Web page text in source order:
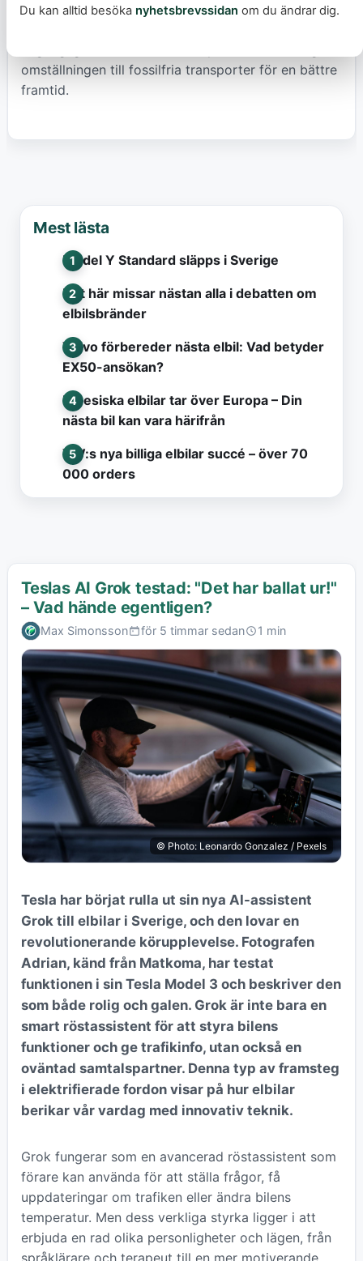
basmodellen är ID. Polo ett viktigt steg framåt för
omställningen till fossilfria transporter för en bättre
framtid.
Mest lästa
Model Y Standard släpps i Sverige
Det här missar nästan alla i debatten om
elbilsbränder
Volvo förbereder nästa elbil: Vad betyder
EX50-ansökan?
Kinesiska elbilar tar över Europa – Din
nästa bil kan vara härifrån
VW:s nya billiga elbilar succé – över 70
000 orders
Teslas AI Grok testad: "Det har ballat ur!"
– Vad hände egentligen?
Max Simonsson för 5 timmar sedan 1 min
© Photo: Leonardo Gonzalez / Pexels
Tesla har börjat rulla ut sin nya AI-assistent
Grok till elbilar i Sverige, och den lovar en
revolutionerande körupplevelse. Fotografen
Adrian, känd från Matkoma, har testat
funktionen i sin Tesla Model 3 och beskriver den
som både rolig och galen. Grok är inte bara en
smart röstassistent för att styra bilens
funktioner och ge trafikinfo, utan också en
oväntad samtalspartner. Denna typ av framsteg
i elektrifierade fordon visar på hur elbilar
berikar vår vardag med innovativ teknik.
Grok fungerar som en avancerad röstassistent som
förare kan använda för att ställa frågor, få
uppdateringar om trafiken eller ändra bilens
temperatur. Men dess verkliga styrka ligger i att
erbjuda en rad olika personligheter och lägen, från
språklärare och terapeut till en mer motiverande
Du kan alltid besöka nyhetsbrevssidan om du ändrar dig.